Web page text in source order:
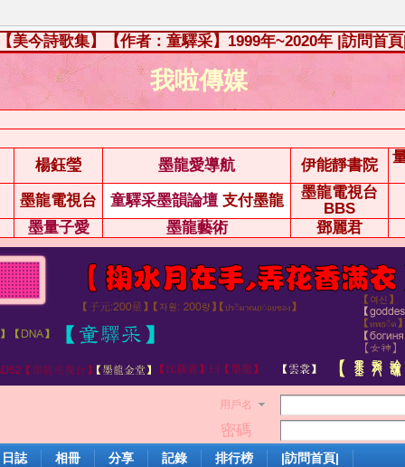
【美今詩歌集】【作者：童驛采】1999年~2020年 |訪問首
我啦傳媒
楊鈺瑩 墨龍愛導航 伊能靜書院
墨龍電視台 童驛采墨韻論壇 支付墨龍
墨龍電視台
BBS
墨量子愛 墨龍藝術 鄧麗君
用戶名
密碼
日誌 相冊 分享 記錄 排行榜 |訪問首頁|